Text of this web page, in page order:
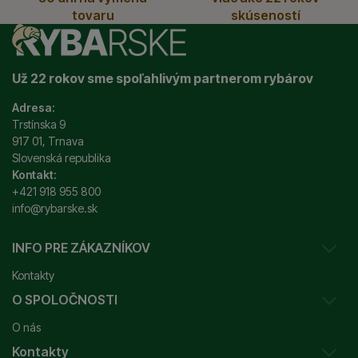
tovaru
skúseností
Už 22 rokov sme spoľahlivým partnerom rybárov
Adresa:
Trstínska 9
917 01, Trnava
Slovenská republika
Kontakt:
+421 918 955 800
info@rybarske.sk
INFO PRE ZÁKAZNÍKOV
Kontakty
Sledovanie vašej zásielky
Ako reklamovať / vrátiť tovar
O SPOLOČNOSTI
O nás
Kontakty